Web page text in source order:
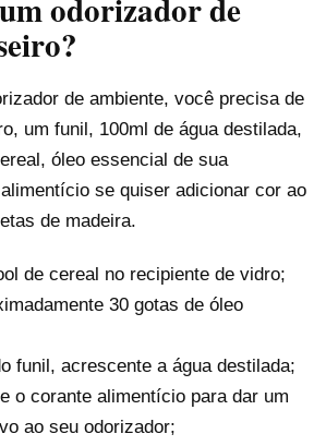
odorizador de
de ambiente, você precisa de
um funil, 100ml de água destilada,
óleo essencial de sua
se quiser adicionar cor ao
de madeira.
de cereal no recipiente de vidro;
30 gotas de óleo
funil, acrescente a água destilada;
o corante alimentício para dar um
ao seu odorizador;